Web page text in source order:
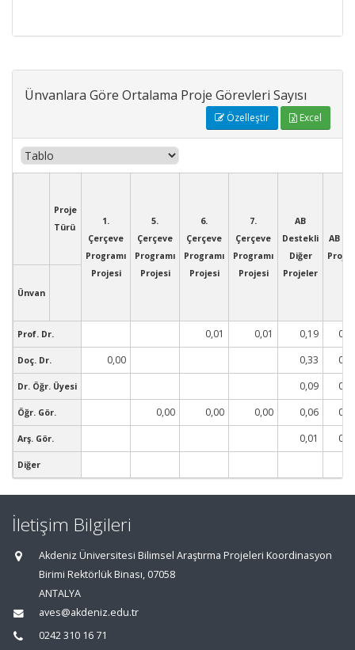
Ünvanlara Göre Ortalama Proje Görevleri Sayısı
Özelleştir Excel
Proje
Türü
1.
Çerçeve
Programı
Projesi
5.
Çerçeve
Programı
Projesi
6.
Çerçeve
Programı
Projesi
7.
Çerçeve
Programı
Projesi
AB
Destekli
Diğer
Projeler
AB
Ünvan
Prof. Dr. 0,01 0,01 0,19
Doç. Dr. 0,00 0,33
Dr. Öğr. Üyesi 0,09
Öğr. Gör. 0,00 0,00 0,00 0,06
Arş. Gör. 0,01
Diğer
İletişim Bilgileri
Akdeniz Üniversitesi Bilimsel Araştırma Projeleri Koordinasyon
Birimi Rektörlük Binası, 07058
ANTALYA
aves@akdeniz.edu.tr
0242 310 16 71